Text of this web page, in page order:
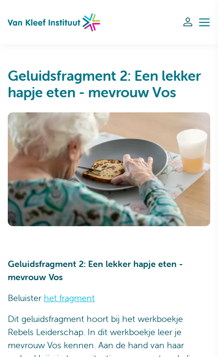
Navigation
Geluidsfragment 2: Een lekker
hapje eten - mevrouw Vos
Geluidsfragment 2: Een lekker hapje eten -
mevrouw Vos
Beluister het fragment
Dit geluidsfragment hoort bij het werkboekje
Rebels Leiderschap. In dit werkboekje leer je
mevrouw Vos kennen. Aan de hand van haar